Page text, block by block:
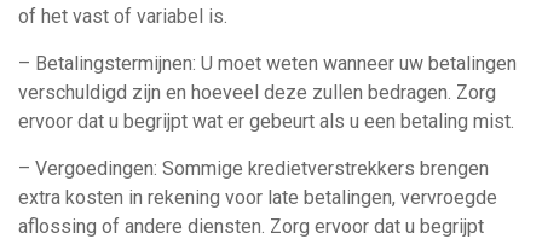
of het vast of variabel is.
– Betalingstermijnen: U moet weten wanneer uw betalingen
verschuldigd zijn en hoeveel deze zullen bedragen. Zorg
ervoor dat u begrijpt wat er gebeurt als u een betaling mist.
– Vergoedingen: Sommige kredietverstrekkers brengen
extra kosten in rekening voor late betalingen, vervroegde
aflossing of andere diensten. Zorg ervoor dat u begrijpt